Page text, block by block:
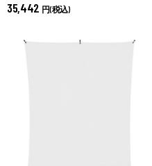
グレー ( ニュートラルグレー)
35,442 円(税込)